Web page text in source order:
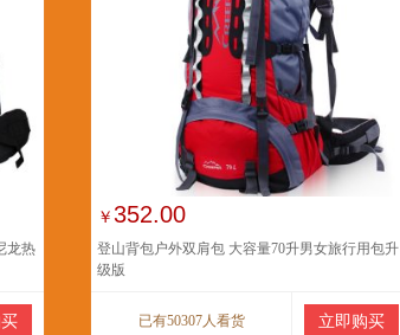
龙热
￥352.00
登山背包户外双肩包 大容量70升男女旅行用包升
级版
已有50307人看货 立即购买